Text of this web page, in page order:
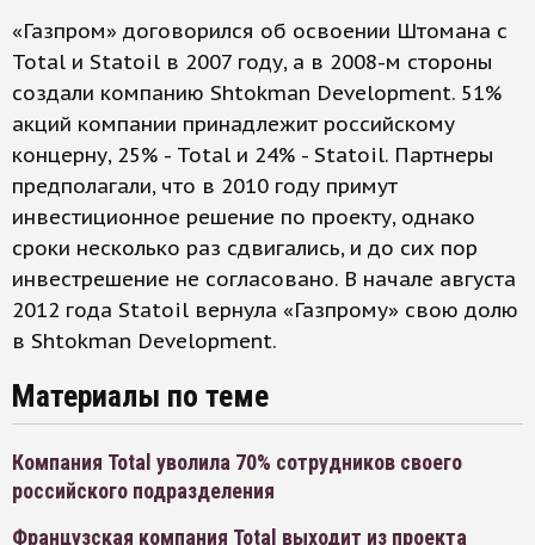
«Газпром» договорился об освоении Штомана с
Total и Statoil в 2007 году, а в 2008-м стороны
создали компанию Shtokman Development. 51%
акций компании принадлежит российскому
концерну, 25% - Total и 24% - Statoil. Партнеры
предполагали, что в 2010 году примут
инвестиционное решение по проекту, однако
сроки несколько раз сдвигались, и до сих пор
инвестрешение не согласовано. В начале августа
2012 года Statoil вернула «Газпрому» свою долю
в Shtokman Development.
Материалы по теме
Компания Total уволила 70% сотрудников своего
российского подразделения
Французская компания Total выходит из проекта